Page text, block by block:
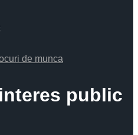
de munca
public